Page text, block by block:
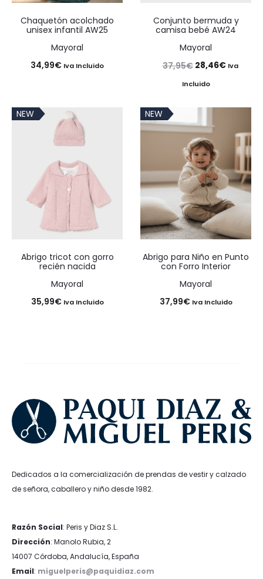
Chaquetón acolchado
unisex infantil AW25
Mayoral
34,99€ Iva Incluido
Conjunto bermuda y
camisa bebé AW24
Mayoral
37,95€ El
precio
37,95€.
28,46€El
28,46€.
Iva
Incluido
NEW
Abrigo tricot con gorro
recién nacida
Mayoral
35,99€ Iva Incluido
NEW
Abrigo para Niño en Punto
con Forro Interior
Mayoral
37,99€ Iva Incluido
Dedicados a la comercialización de prendas de vestir y calzado
de señora, caballero y niño desde 1982.
Razón Social: Peris y Diaz S.L.
Dirección: Manolo Rubia, 2
14007 Córdoba, Andalucía, España
Email: miguelperis@paquidiaz.com